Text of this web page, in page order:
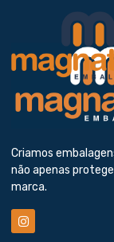
Criamos
não apenas
marca.